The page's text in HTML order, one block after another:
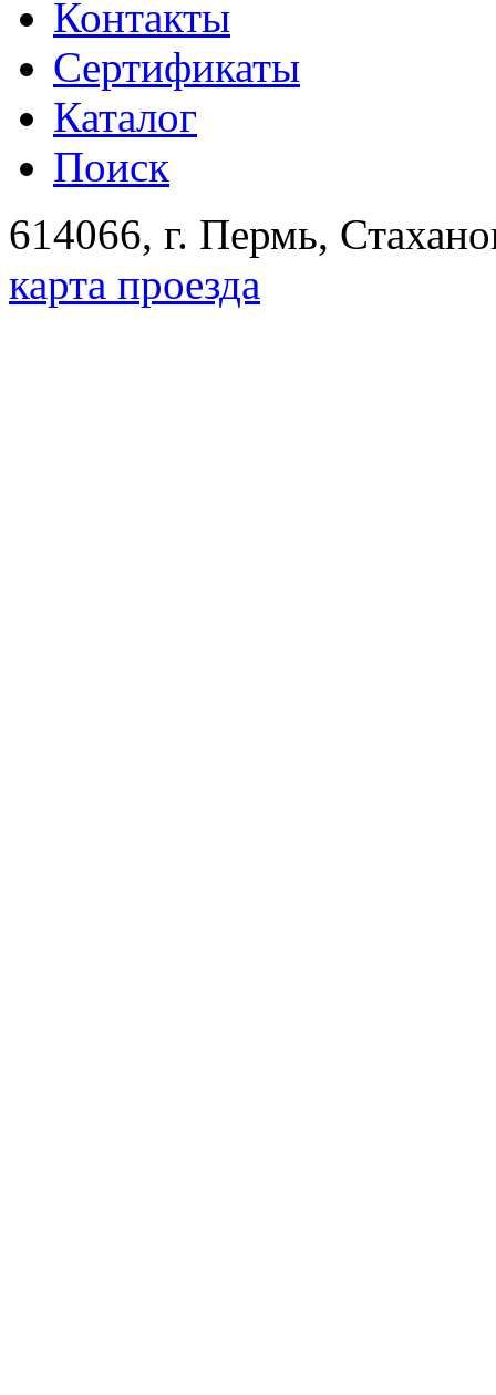
Контакты
Сертификаты
Каталог
Поиск
614066, г. Пермь,
карта проезда